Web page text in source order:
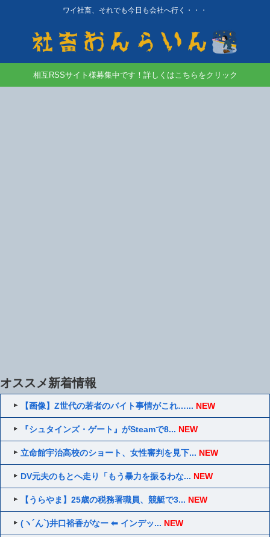
ワイ社畜、それでも今日も会社へ行く・・・
相互RSSサイト様募集中です！詳しくはこちらをクリック
オススメ新着情報
【画像】Z世代の若者のバイト事情がこれ…... NEW
『シュタインズ・ゲート』がSteamで8... NEW
立命館宇治高校のショート、女性審判を見下... NEW
DV元夫のもとへ走り「もう暴力を振るわな... NEW
【うらやま】25歳の税務署職員、競艇で3... NEW
(ヽ´ん`)井口裕香がなー ⬅ インデッ... NEW